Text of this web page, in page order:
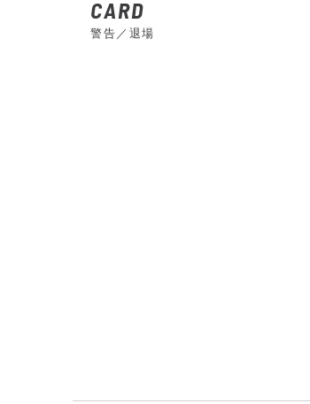
CARD
警告／退場